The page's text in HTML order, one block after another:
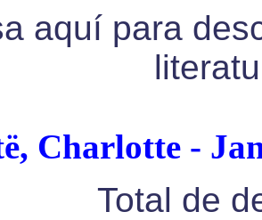
aquí para
Charlotte -
Total de